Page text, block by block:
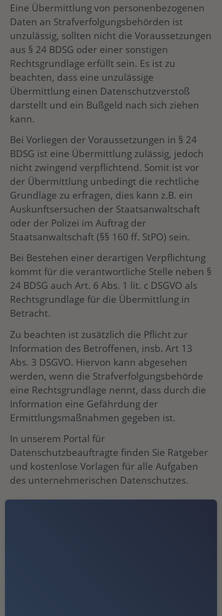
Eine Übermittlung von personenbezogenen
Daten an Strafverfolgungsbehörden ist
unzulässig, sollten nicht die Voraussetzungen
aus § 24 BDSG oder einer sonstigen
Rechtsgrundlage erfüllt sein. Es ist zu
beachten, dass eine unzulässige
Übermittlung einen Datenschutzverstoß
darstellt und ein Bußgeld nach sich ziehen
kann.
Bei Vorliegen der Voraussetzungen in § 24
BDSG ist eine Übermittlung zulässig, jedoch
nicht zwingend verpflichtend. Somit ist vor
der Übermittlung unbedingt die rechtliche
Grundlage zu erfragen, dies kann z.B. ein
Auskunftsersuchen der Staatsanwaltschaft
oder der Polizei im Auftrag der
Staatsanwaltschaft (§§ 160 ff. StPO) sein.
Bei Bestehen einer derartigen Verpflichtung
kommt für die verantwortliche Stelle neben §
24 BDSG auch Art. 6 Abs. 1 lit. c DSGVO als
Rechtsgrundlage für die Übermittlung in
Betracht.
Zu beachten ist zusätzlich die Pflicht zur
Information des Betroffenen, insb. Art 13
Abs. 3 DSGVO. Hiervon kann abgesehen
werden, wenn die Strafverfolgungsbehörde
eine Rechtsgrundlage nennt, dass durch die
Information eine Gefährdung der
Ermittlungsmaßnahmen gegeben ist.
In unserem Portal für
Datenschutzbeauftragte finden Sie Ratgeber
und kostenlose Vorlagen für alle Aufgaben
des unternehmerischen Datenschutzes.